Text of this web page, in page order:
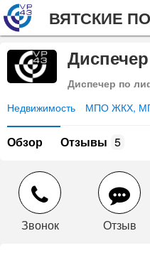
ВЯТСКИЕ
Диспечер по
Недвижимость МПО ЖКХ,
Обзор Отзывы 5
Звонок Отзыв